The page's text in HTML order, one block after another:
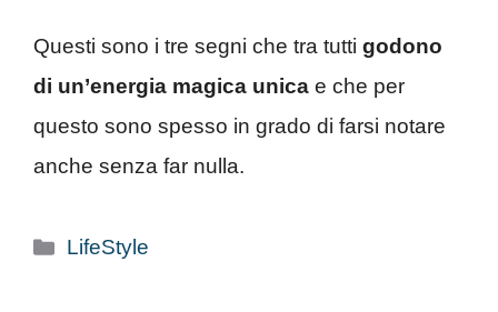
Questi sono i tre segni che tra tutti godono
di un’energia magica unica e che per
questo sono spesso in grado di farsi notare
anche senza far nulla.
Categorie
LifeStyle